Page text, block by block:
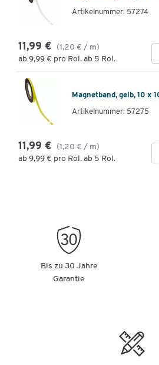
Artikelnummer: 57274
11,99 €
(1,20 € / m)
ab 9,99 € pro Rol. ab 5 Rol.
Magnetband, gelb, 10 x
Artikelnummer: 57275
11,99 €
(1,20 € / m)
ab 9,99 € pro Rol. ab 5 Rol.
Bis zu 30 Jahre
Garantie